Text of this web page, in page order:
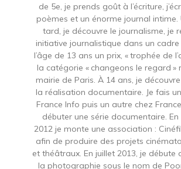
de 5e, je prends goût à l’écriture,
poèmes et un énorme journal intime.
tard, je découvre le journalisme, je
initiative journalistique dans un
l’âge de 13 ans un prix, « trophée de
la catégorie « changeons le regard »
mairie de Paris. À 14 ans, je
la réalisation documentaire. Je fais
France Info puis un autre chez
débuter une série documentaire.
2012 je monte une association :
afin de produire des projets
et théâtraux. En juillet 2013, je débute
la photographie sous le nom de